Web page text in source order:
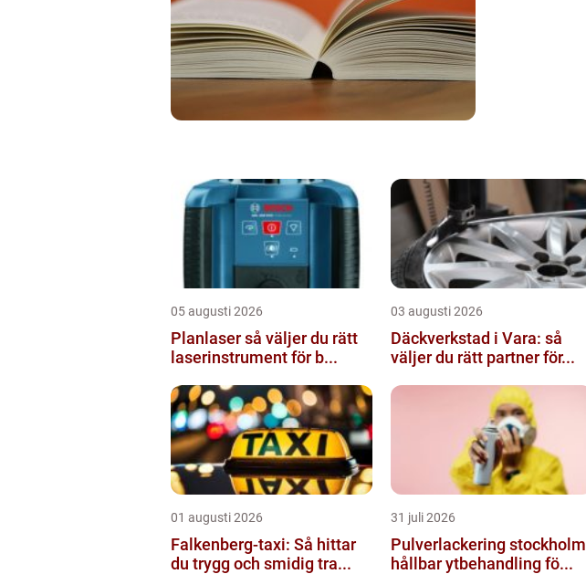
05 augusti 2026
Planlaser så väljer du rätt
laserinstrument för b...
03 augusti 2026
Däckverkstad i Vara: så
väljer du rätt partner för...
01 augusti 2026
Falkenberg-taxi: Så hittar
du trygg och smidig tra...
31 juli 2026
Pulverlackering stockholm
hållbar ytbehandling fö...